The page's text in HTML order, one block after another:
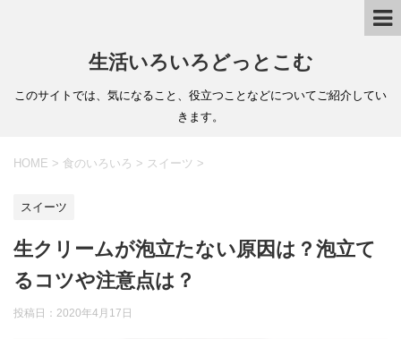
生活いろいろどっとこむ
このサイトでは、気になること、役立つことなどについてご紹介してい
きます。
HOME > 食のいろいろ > スイーツ >
スイーツ
生クリームが泡立たない原因は？泡立て
るコツや注意点は？
投稿日： 2020年4月17日